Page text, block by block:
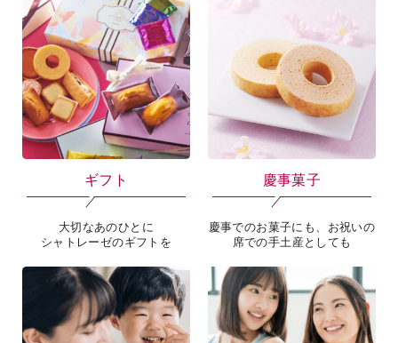
ギフト
大切なあのひとに
シャトレーゼのギフトを
慶事菓子
慶事でのお菓子にも、お祝いの
席での手土産としても
岳や末広がりを意味す
やつ時」という意味を込
。雄大な八ヶ岳山麓の自
れる、こだわりのスイー
さい。
Vietnam